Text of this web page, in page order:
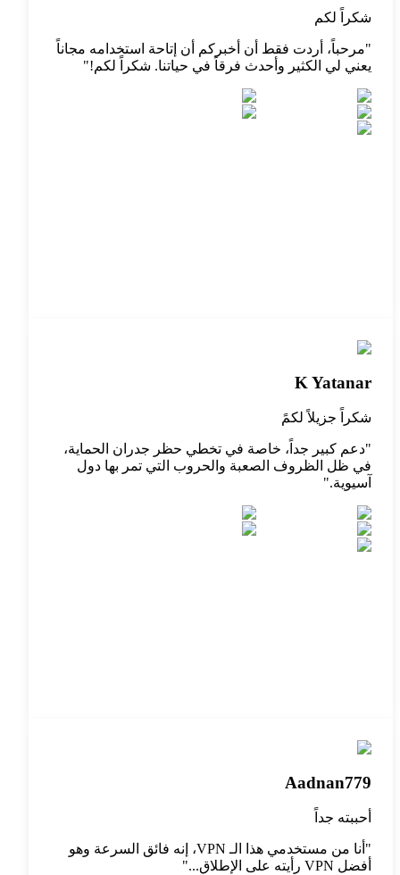
شكراً لكم
"مرحباً، أردت فقط أن أخبركم أن إتاحة استخدامه مجاناً
يعني لي الكثير وأحدث فرقاً في حياتنا. شكراً لكم!"
K Yatanar
شكراً جزيلاً لكمً
"دعم كبير جداً، خاصة في تخطي حظر جدران الحماية،
في ظل الظروف الصعبة والحروب التي تمر بها دول
آسيوية."
Aadnan779
أحببته جداً
"
أنا من مستخدمي هذا الـ VPN، إنه فائق السرعة وهو
أفضل VPN رأيته على الإطلاق...
"